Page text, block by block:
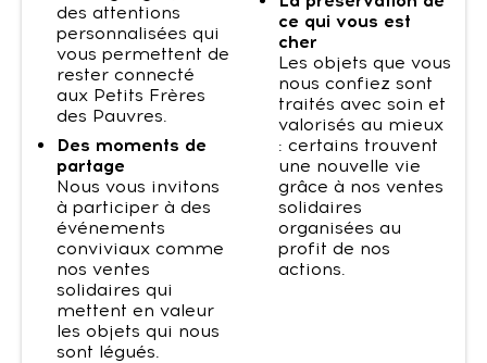
des attentions
personnalisées qui
vous permettent de
rester connecté
aux Petits Frères
des Pauvres.
Des moments de
partage
Nous vous invitons
à participer à des
événements
conviviaux comme
nos ventes
solidaires qui
mettent en valeur
les objets qui nous
sont légués.
ce qui vous est
cher
Les objets que vous
nous confiez sont
traités avec soin et
valorisés au mieux
: certains trouvent
une nouvelle vie
grâce à nos ventes
solidaires
organisées au
profit de nos
actions.